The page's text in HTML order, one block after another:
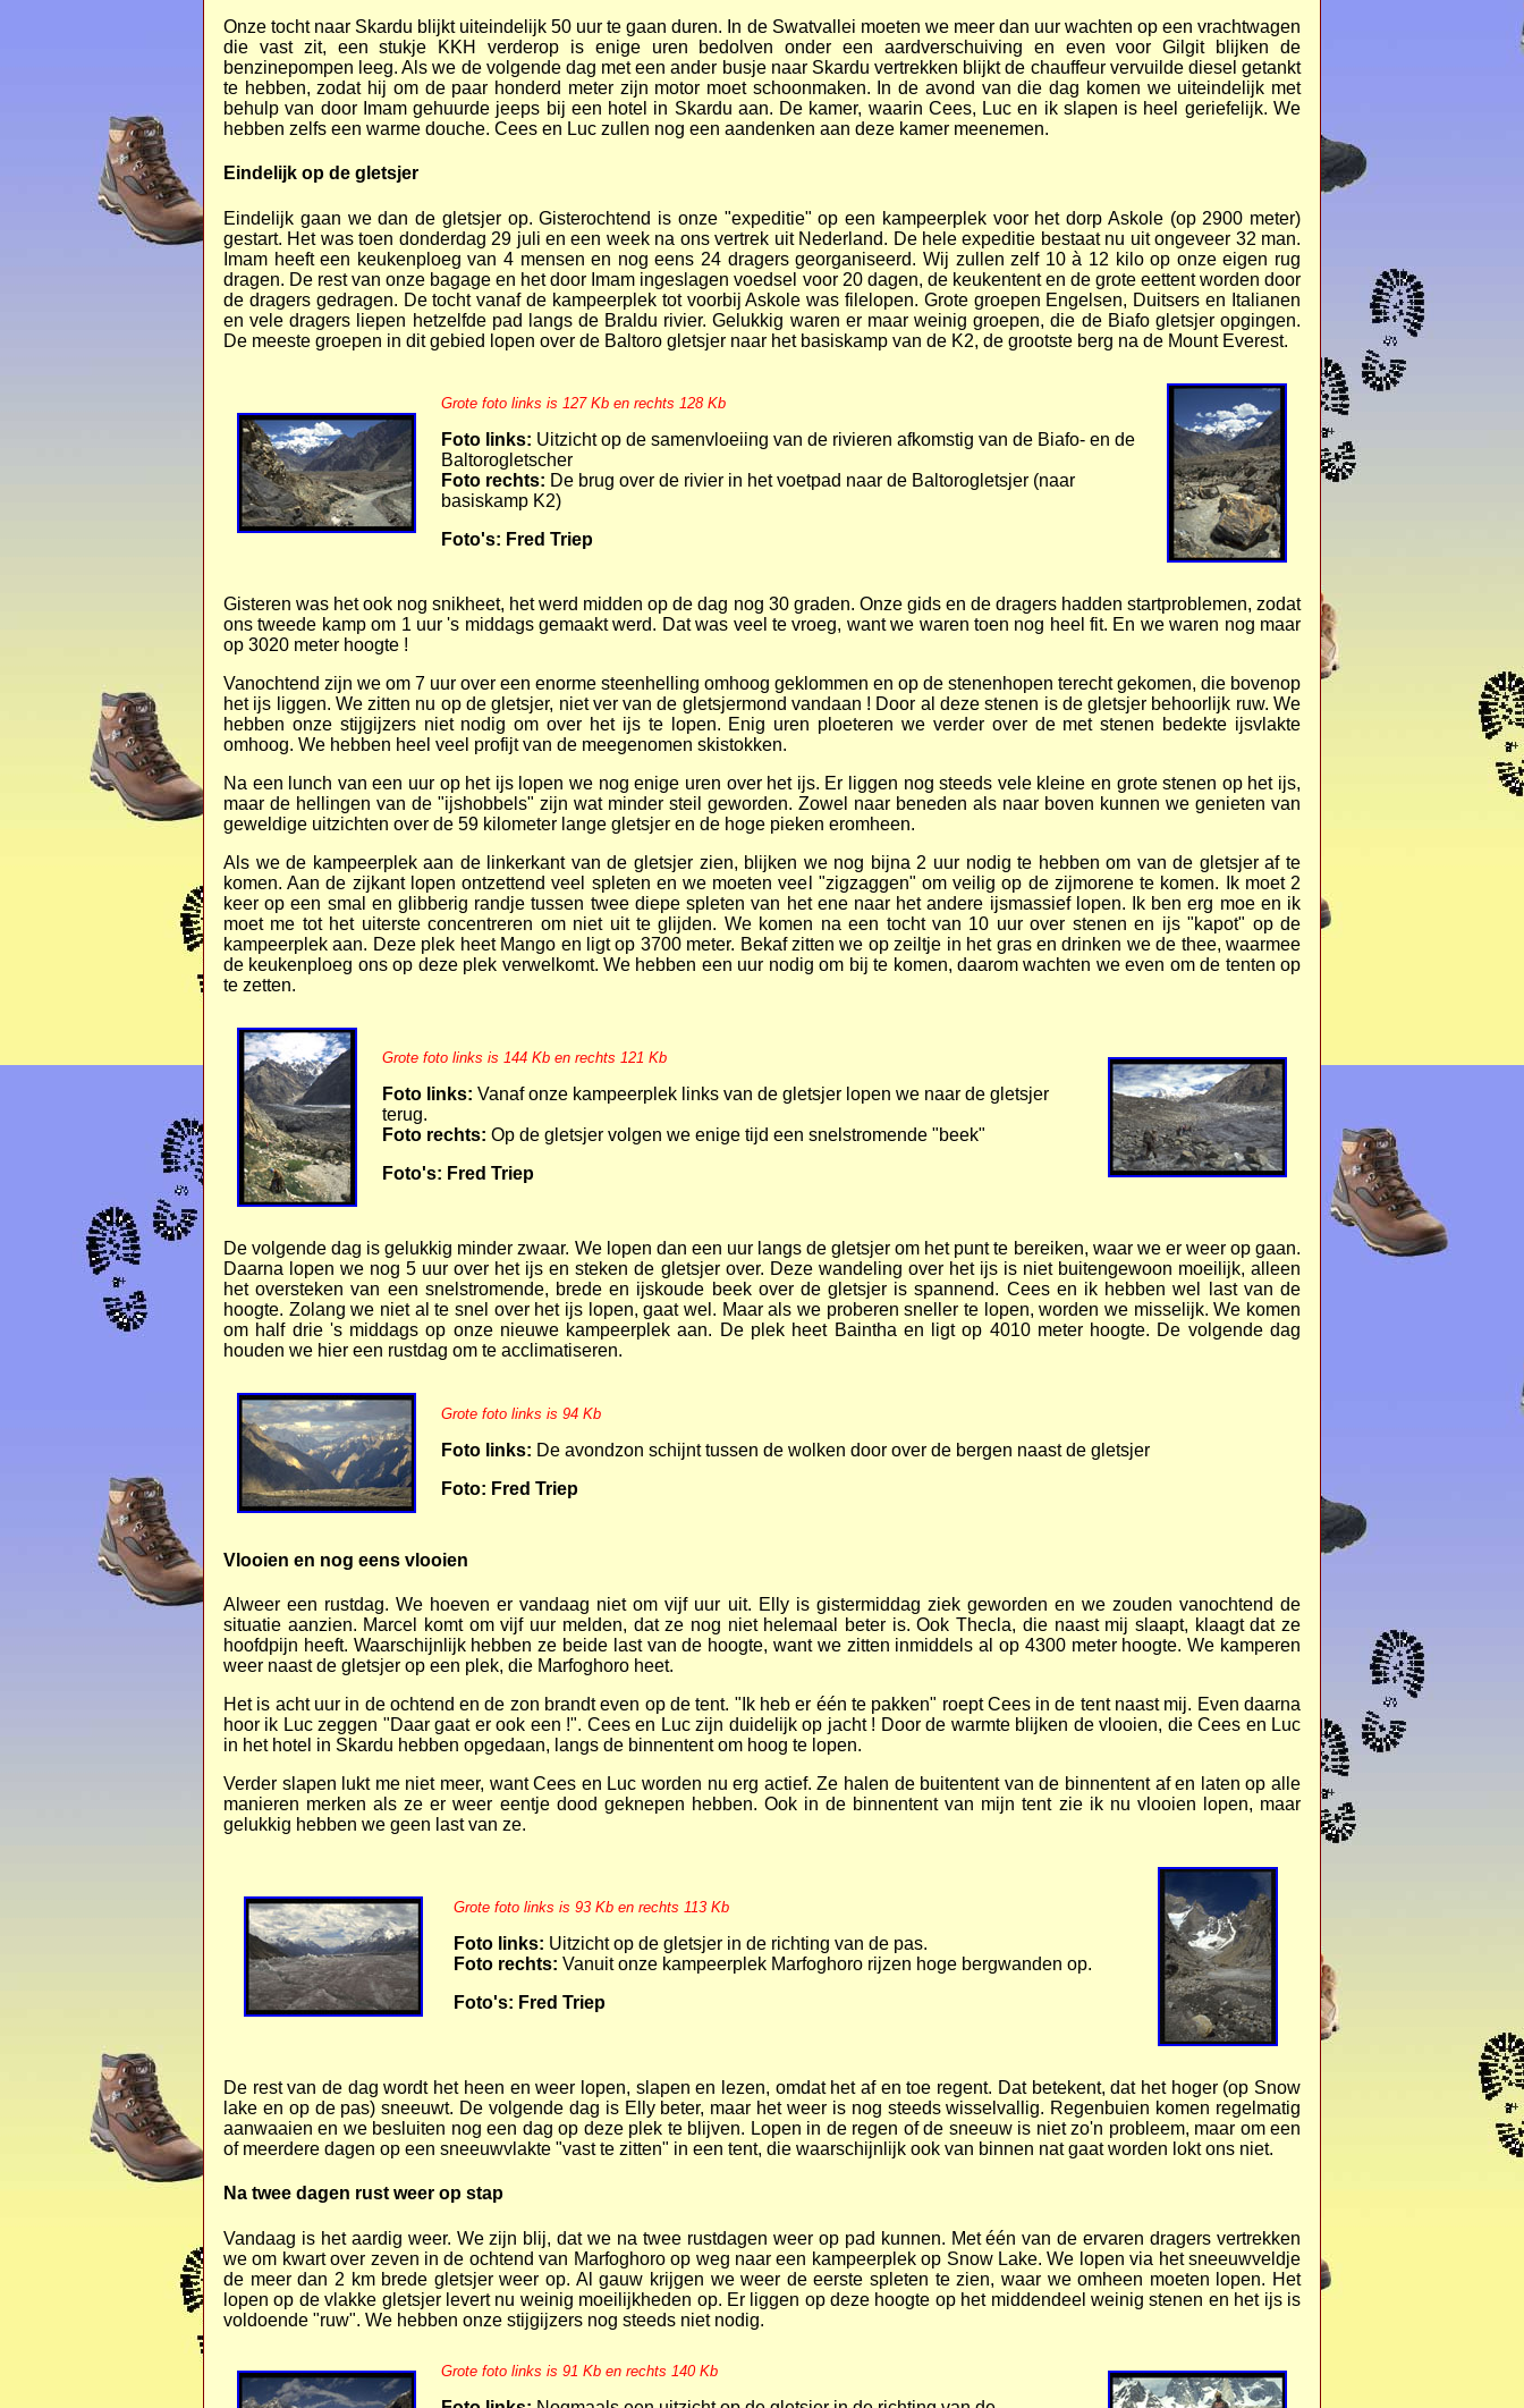
Onze tocht naar Skardu blijkt uiteindelijk 50 uur te gaan duren. In de Swatvallei moeten we meer dan uur wachten op een vrachtwagen
die vast zit, een stukje KKH verderop is enige uren bedolven onder een aardverschuiving en even voor Gilgit blijken de
benzinepompen leeg. Als we de volgende dag met een ander busje naar Skardu vertrekken blijkt de chauffeur vervuilde diesel getankt
te hebben, zodat hij om de paar honderd meter zijn motor moet schoonmaken. In de avond van die dag komen we uiteindelijk met
behulp van door Imam gehuurde jeeps bij een hotel in Skardu aan. De kamer, waarin Cees, Luc en ik slapen is heel geriefelijk. We
hebben zelfs een warme douche. Cees en Luc zullen nog een aandenken aan deze kamer meenemen.
Eindelijk op de gletsjer
Eindelijk gaan we dan de gletsjer op. Gisterochtend is onze "expeditie" op een kampeerplek voor het dorp Askole (op 2900 meter)
gestart. Het was toen donderdag 29 juli en een week na ons vertrek uit Nederland. De hele expeditie bestaat nu uit ongeveer 32 man.
Imam heeft een keukenploeg van 4 mensen en nog eens 24 dragers georganiseerd. Wij zullen zelf 10 à 12 kilo op onze eigen rug
dragen. De rest van onze bagage en het door Imam ingeslagen voedsel voor 20 dagen, de keukentent en de grote eettent worden door
de dragers gedragen. De tocht vanaf de kampeerplek tot voorbij Askole was filelopen. Grote groepen Engelsen, Duitsers en Italianen
en vele dragers liepen hetzelfde pad langs de Braldu rivier. Gelukkig waren er maar weinig groepen, die de Biafo gletsjer opgingen.
De meeste groepen in dit gebied lopen over de Baltoro gletsjer naar het basiskamp van de K2, de grootste berg na de Mount Everest.
Grote foto links is 127 Kb en rechts 128 Kb
Foto links: Uitzicht op de samenvloeiing van de rivieren afkomstig van de Biafo- en de
Baltorogletscher
Foto rechts: De brug over de rivier in het voetpad naar de Baltorogletsjer (naar
basiskamp K2)
Foto's: Fred Triep
Gisteren was het ook nog snikheet, het werd midden op de dag nog 30 graden. Onze gids en de dragers hadden startproblemen, zodat
ons tweede kamp om 1 uur 's middags gemaakt werd. Dat was veel te vroeg, want we waren toen nog heel fit. En we waren nog maar
op 3020 meter hoogte !
Vanochtend zijn we om 7 uur over een enorme steenhelling omhoog geklommen en op de stenenhopen terecht gekomen, die bovenop
het ijs liggen. We zitten nu op de gletsjer, niet ver van de gletsjermond vandaan ! Door al deze stenen is de gletsjer behoorlijk ruw. We
hebben onze stijgijzers niet nodig om over het ijs te lopen. Enig uren ploeteren we verder over de met stenen bedekte ijsvlakte
omhoog. We hebben heel veel profijt van de meegenomen skistokken.
Na een lunch van een uur op het ijs lopen we nog enige uren over het ijs. Er liggen nog steeds vele kleine en grote stenen op het ijs,
maar de hellingen van de "ijshobbels" zijn wat minder steil geworden. Zowel naar beneden als naar boven kunnen we genieten van
geweldige uitzichten over de 59 kilometer lange gletsjer en de hoge pieken eromheen.
Als we de kampeerplek aan de linkerkant van de gletsjer zien, blijken we nog bijna 2 uur nodig te hebben om van de gletsjer af te
komen. Aan de zijkant lopen ontzettend veel spleten en we moeten veel "zigzaggen" om veilig op de zijmorene te komen. Ik moet 2
keer op een smal en glibberig randje tussen twee diepe spleten van het ene naar het andere ijsmassief lopen. Ik ben erg moe en ik
moet me tot het uiterste concentreren om niet uit te glijden. We komen na een tocht van 10 uur over stenen en ijs "kapot" op de
kampeerplek aan. Deze plek heet Mango en ligt op 3700 meter. Bekaf zitten we op zeiltje in het gras en drinken we de thee, waarmee
de keukenploeg ons op deze plek verwelkomt. We hebben een uur nodig om bij te komen, daarom wachten we even om de tenten op
te zetten.
Grote foto links is 144 Kb en rechts 121 Kb
Foto links: Vanaf onze kampeerplek links van de gletsjer lopen we naar de gletsjer
terug.
Foto rechts: Op de gletsjer volgen we enige tijd een snelstromende "beek"
Foto's: Fred Triep
De volgende dag is gelukkig minder zwaar. We lopen dan een uur langs de gletsjer om het punt te bereiken, waar we er weer op gaan.
Daarna lopen we nog 5 uur over het ijs en steken de gletsjer over. Deze wandeling over het ijs is niet buitengewoon moeilijk, alleen
het oversteken van een snelstromende, brede en ijskoude beek over de gletsjer is spannend. Cees en ik hebben wel last van de
hoogte. Zolang we niet al te snel over het ijs lopen, gaat wel. Maar als we proberen sneller te lopen, worden we misselijk. We komen
om half drie 's middags op onze nieuwe kampeerplek aan. De plek heet Baintha en ligt op 4010 meter hoogte. De volgende dag
houden we hier een rustdag om te acclimatiseren.
Grote foto links is 94 Kb
Foto links: De avondzon schijnt tussen de wolken door over de bergen naast de gletsjer
Foto: Fred Triep
Vlooien en nog eens vlooien
Alweer een rustdag. We hoeven er vandaag niet om vijf uur uit. Elly is gistermiddag ziek geworden en we zouden vanochtend de
situatie aanzien. Marcel komt om vijf uur melden, dat ze nog niet helemaal beter is. Ook Thecla, die naast mij slaapt, klaagt dat ze
hoofdpijn heeft. Waarschijnlijk hebben ze beide last van de hoogte, want we zitten inmiddels al op 4300 meter hoogte. We kamperen
weer naast de gletsjer op een plek, die Marfoghoro heet.
Het is acht uur in de ochtend en de zon brandt even op de tent. "Ik heb er één te pakken" roept Cees in de tent naast mij. Even daarna
hoor ik Luc zeggen "Daar gaat er ook een !". Cees en Luc zijn duidelijk op jacht ! Door de warmte blijken de vlooien, die Cees en Luc
in het hotel in Skardu hebben opgedaan, langs de binnentent om hoog te lopen.
Verder slapen lukt me niet meer, want Cees en Luc worden nu erg actief. Ze halen de buitentent van de binnentent af en laten op alle
manieren merken als ze er weer eentje dood geknepen hebben. Ook in de binnentent van mijn tent zie ik nu vlooien lopen, maar
gelukkig hebben we geen last van ze.
Grote foto links is 93 Kb en rechts 113 Kb
Foto links: Uitzicht op de gletsjer in de richting van de pas.
Foto rechts: Vanuit onze kampeerplek Marfoghoro rijzen hoge bergwanden op.
Foto's: Fred Triep
De rest van de dag wordt het heen en weer lopen, slapen en lezen, omdat het af en toe regent. Dat betekent, dat het hoger (op Snow
lake en op de pas) sneeuwt. De volgende dag is Elly beter, maar het weer is nog steeds wisselvallig. Regenbuien komen regelmatig
aanwaaien en we besluiten nog een dag op deze plek te blijven. Lopen in de regen of de sneeuw is niet zo'n probleem, maar om een
of meerdere dagen op een sneeuwvlakte "vast te zitten" in een tent, die waarschijnlijk ook van binnen nat gaat worden lokt ons niet.
Na twee dagen rust weer op stap
Vandaag is het aardig weer. We zijn blij, dat we na twee rustdagen weer op pad kunnen. Met één van de ervaren dragers vertrekken
we om kwart over zeven in de ochtend van Marfoghoro op weg naar een kampeerplek op Snow Lake. We lopen via het sneeuwveldje
de meer dan 2 km brede gletsjer weer op. Al gauw krijgen we weer de eerste spleten te zien, waar we omheen moeten lopen. Het
lopen op de vlakke gletsjer levert nu weinig moeilijkheden op. Er liggen op deze hoogte op het middendeel weinig stenen en het ijs is
voldoende "ruw". We hebben onze stijgijzers nog steeds niet nodig.
Grote foto links is 91 Kb en rechts 140 Kb